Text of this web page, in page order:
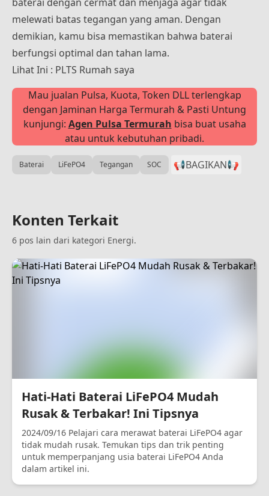
melewati batas tegangan yang aman. Dengan
demikian, kamu bisa memastikan bahwa baterai
berfungsi optimal dan tahan lama.
Lihat Ini : PLTS Rumah saya
Mau jualan Pulsa, Kuota, Token DLL terlengkap
dengan Jaminan Harga Termurah & Pasti Untung
kunjungi: Agen Pulsa Termurah bisa buat usaha
atau untuk kebutuhan pribadi.
Baterai LiFePO4 Tegangan SOC 📢BAGIKAN📢
Konten Terkait
6 pos lain dari kategori Energi.
Hati-Hati Baterai LiFePO4 Mudah
Rusak & Terbakar! Ini Tipsnya
2024/09/16 Pelajari cara merawat baterai LiFePO4 agar
tidak mudah rusak. Temukan tips dan trik penting
untuk memperpanjang usia baterai LiFePO4 Anda
dalam artikel ini.